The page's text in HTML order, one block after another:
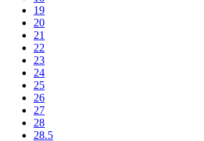
19
20
21
22
23
24
25
26
27
28
28.5